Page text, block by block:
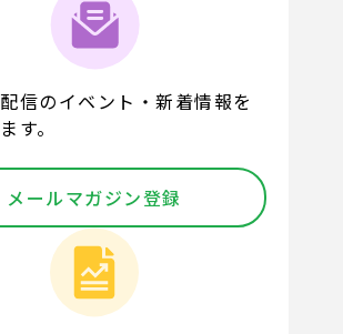
信のイベント・新着情報を
す。
メールマガジン登録